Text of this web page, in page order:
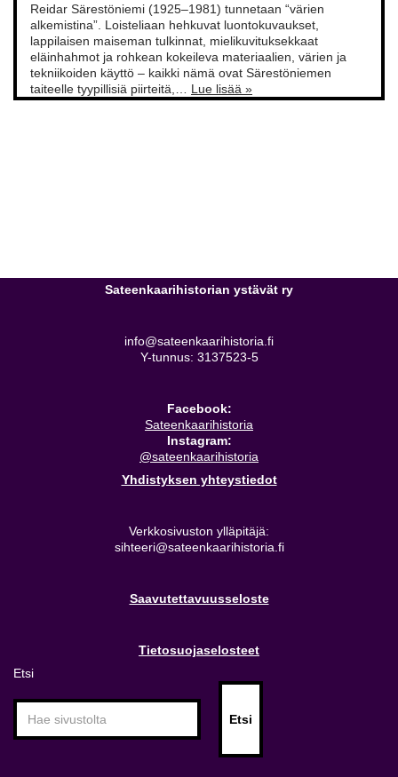
Reidar Särestöniemi (1925–1981) tunnetaan “värien
alkemistina”. Loisteliaan hehkuvat luontokuvaukset,
lappilaisen maiseman tulkinnat, mielikuvituksekkaat
eläinhahmot ja rohkean kokeileva materiaalien, värien ja
tekniikoiden käyttö – kaikki nämä ovat Särestöniemen
taiteelle tyypillisiä piirteitä,… Lue lisää »
Sateenkaarihistorian ystävät ry
info@sateenkaarihistoria.fi
Y-tunnus: 3137523-5
Facebook:
Sateenkaarihistoria
Instagram:
@sateenkaarihistoria
Yhdistyksen yhteystiedot
Verkkosivuston ylläpitäjä:
sihteeri@sateenkaarihistoria.fi
Saavutettavuusseloste
Tietosuojaselosteet
Etsi
Etsi